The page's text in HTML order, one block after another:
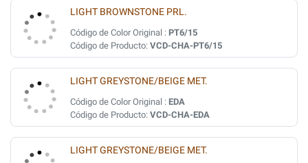
LIGHT BROWNSTONE PRL.
Código de Color Original : PT6/15
Código de Producto: VCD-CHA-PT6/15
LIGHT GREYSTONE/BEIGE MET.
Código de Color Original : EDA
Código de Producto: VCD-CHA-EDA
LIGHT GREYSTONE/BEIGE MET.